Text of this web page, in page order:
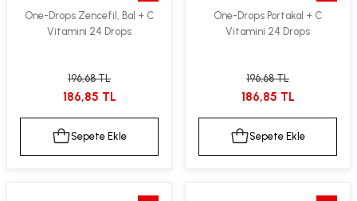
One-Drops Zencefil, Bal + C
Vitamini 24 Drops
196,68 TL
186,85 TL
Sepete Ekle
One-Drops Portakal + C
Vitamini 24 Drops
196,68 TL
186,85 TL
Sepete Ekle